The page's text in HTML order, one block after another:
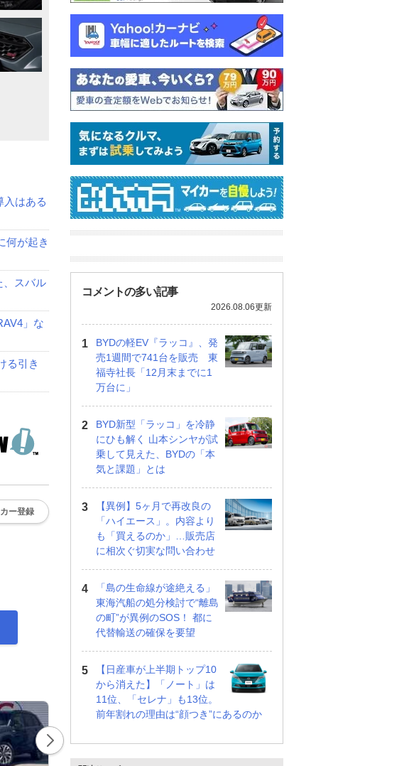
入はある
何が起き
、スバル
」な
る引き
ー登録
コメントの多い記事
2026.08.06更新
BYDの軽EV『ラッコ』、発
売1週間で741台を販売 東
福寺社長「12月末までに1
万台に」
BYD新型「ラッコ」を冷静
にひも解く 山本シンヤが試
乗して見えた、BYDの「本
気と課題」とは
【異例】5ヶ月で再改良の
「ハイエース」。内容より
も「買えるのか」…販売店
に相次ぐ切実な問い合わせ
「島の生命線が途絶える」
東海汽船の処分検討で“離島
の町”が異例のSOS！ 都に
代替輸送の確保を要望
【日産車が上半期トップ10
から消えた】「ノート」は
11位、「セレナ」も13位。
前年割れの理由は“顔つき”にあるのか